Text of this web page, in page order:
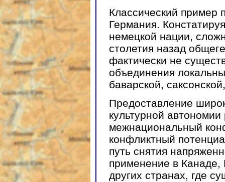
Классический пример
Германия.
немецкой нации,
столетия назад
фактически не
объединения
баварской,
Предоставление
культурной автономии
межнациональный
конфликтный
путь снятия
применение в Канаде,
других странах, где